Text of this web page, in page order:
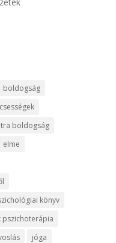
boldogság
boldogság
elme
könyv
pszichoterápia
jóga